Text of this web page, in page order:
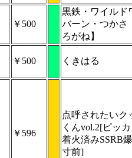
￥500
黒鉄・ワイルド
バーン・つかさ
ろがね】
￥500 くきはる
￥596
点呼されたいク
くんvol.2[ピッ
着火済みSSRB
寸前]